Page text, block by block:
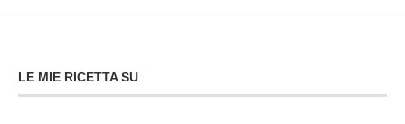
LE MIE RICETTA SU